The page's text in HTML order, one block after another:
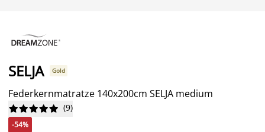
SELJA Gold
Federkernmatratze 140x200cm SELJA medium





 (9)
-54%